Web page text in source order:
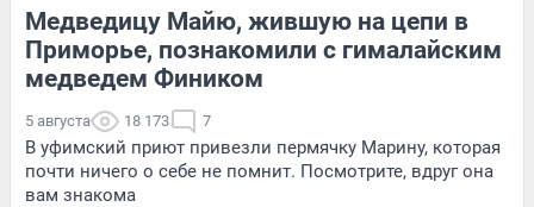
Медведицу Майю, жившую на цепи в
Приморье, познакомили с гималайским
медведем Фиником
5 августа 18 173 7
В уфимский приют привезли пермячку Марину, которая
почти ничего о себе не помнит. Посмотрите, вдруг она
вам знакома